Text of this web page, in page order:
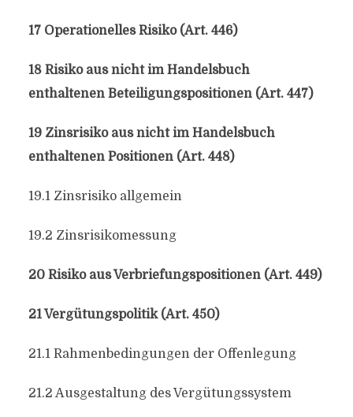
17 Operationelles Risiko (Art. 446)
18 Risiko aus nicht im Handelsbuch
enthaltenen Beteiligungspositionen (Art. 447)
19 Zinsrisiko aus nicht im Handelsbuch
enthaltenen Positionen (Art. 448)
19.1 Zinsrisiko allgemein
19.2 Zinsrisikomessung
20 Risiko aus Verbriefungspositionen (Art. 449)
21 Vergütungspolitik (Art. 450)
21.1 Rahmenbedingungen der Offenlegung
21.2 Ausgestaltung des Vergütungssystem